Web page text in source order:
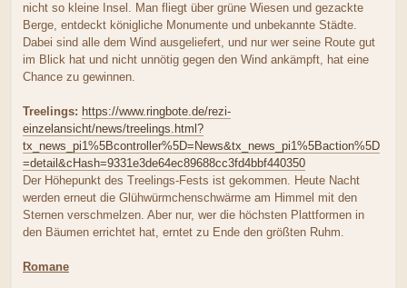
nicht so kleine Insel. Man fliegt über grüne Wiesen und gezackte
Berge, entdeckt königliche Monumente und unbekannte Städte.
Dabei sind alle dem Wind ausgeliefert, und nur wer seine Route gut
im Blick hat und nicht unnötig gegen den Wind ankämpft, hat eine
Chance zu gewinnen.
Treelings: https://www.ringbote.de/rezi-
einzelansicht/news/treelings.html?
tx_news_pi1%5Bcontroller%5D=News&tx_news_pi1%5Baction%5D
=detail&cHash=9331e3de64ec89688cc3fd4bbf440350
Der Höhepunkt des Treelings-Fests ist gekommen. Heute Nacht
werden erneut die Glühwürmchenschwärme am Himmel mit den
Sternen verschmelzen. Aber nur, wer die höchsten Plattformen in
den Bäumen errichtet hat, erntet zu Ende den größten Ruhm.
Romane